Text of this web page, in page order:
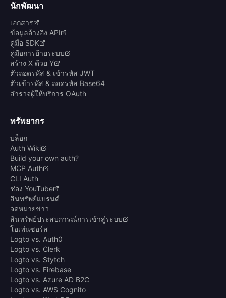
นักพัฒนา
เอกสาร
ข้อมูลอ้างอิง API
คู่มือ SDK
คู่มือการย้ายระบบ
สร้าง X ด้วย Y
ตัวถอดรหัส & เข้ารหัส JWT
ตัวเข้ารหัส & ถอดรหัส Base64
สำรวจผู้ให้บริการ OAuth
ทรัพยากร
บล็อก
Auth Wiki
Build your own auth?
MCP Auth
CLI Auth
ช่อง YouTube
สินทรัพย์แบรนด์
จดหมายข่าว
สินทรัพย์ประสบการณ์การเข้าสู่ระบบ
โอเพ่นซอร์ส
Logto vs. Auth0
Logto vs. Clerk
Logto vs. Stytch
Logto vs. Firebase
Logto vs. Azure AD B2C
Logto vs. AWS Cognito